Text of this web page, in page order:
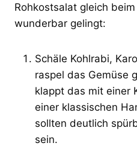
Rohkostsalat gleich
wunderbar gelingt:
Schäle Kohlrabi,
raspel das Gemüse
klappt das mit einer
einer klassischen
sollten deutlich
sein.